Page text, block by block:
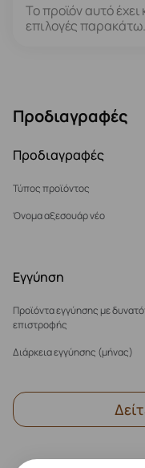
Το προϊόν αυτό
επιλογές παρακάτω.
Προδιαγραφές
Προδιαγραφές
Τύπος προϊόντος
Όνομα αξεσουάρ νέο
Εγγύηση
Προϊόντα εγγύησης με
επιστροφής
Διάρκεια εγγύησης (μήνας)